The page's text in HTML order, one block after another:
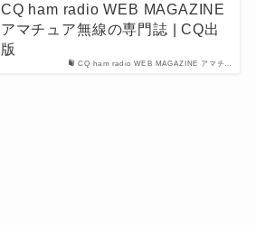
CQ ham radio WEB MAGAZINE アマチ…
CQ ham radio WEB MAGAZINE
アマチュア無線の専門誌 | CQ出
版